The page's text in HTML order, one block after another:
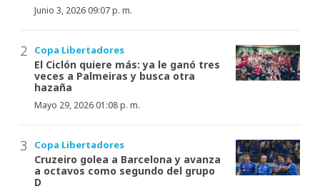
Junio 3, 2026 09:07 p. m.
Copa Libertadores
El Ciclón quiere más: ya le ganó tres
veces a Palmeiras y busca otra
hazaña
Mayo 29, 2026 01:08 p. m.
Copa Libertadores
Cruzeiro golea a Barcelona y avanza
a octavos como segundo del grupo
D